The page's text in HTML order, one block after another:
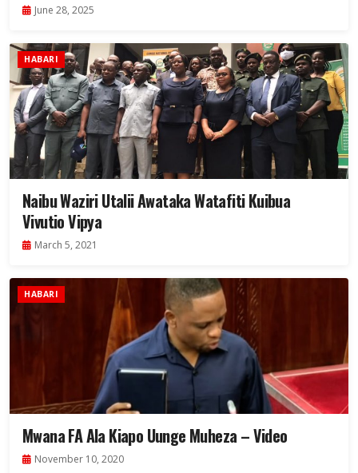
June 28, 2025
HABARI
Naibu Waziri Utalii Awataka Watafiti Kuibua
Vivutio Vipya
March 5, 2021
HABARI
Mwana FA Ala Kiapo Uunge Muheza – Video
November 10, 2020